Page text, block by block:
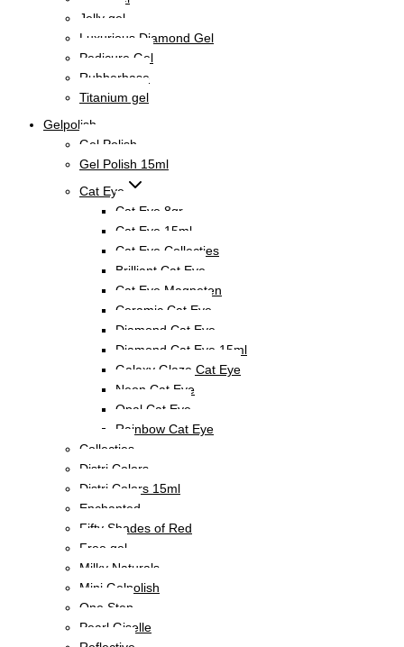
Jelly gel
Luxurious Diamond Gel
Pedicure Gel
Rubberbase
Titanium gel
Gelpolish
Gel Polish
Gel Polish 15ml
Cat Eye
Cat Eye 8gr
Cat Eye 15ml
Cat Eye Collecties
Brilliant Cat Eye
Cat Eye Magneten
Ceramic Cat Eye
Diamond Cat Eye
Diamond Cat Eye 15ml
Galaxy Glaze Cat Eye
Neon Cat Eye
Opal Cat Eye
Rainbow Cat Eye
Collecties
Distri Colors
Distri Colors 15ml
Enchanted
Fifty Shades of Red
Free gel
Milky Naturals
Mini Gelpolish
One Step
Pearl Giselle